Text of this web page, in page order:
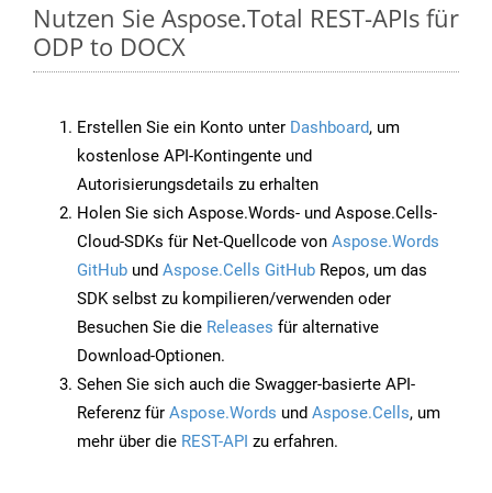
Nutzen Sie Aspose.Total REST-APIs für
ODP to DOCX
Erstellen Sie ein Konto unter Dashboard, um
kostenlose API-Kontingente und
Autorisierungsdetails zu erhalten
Holen Sie sich Aspose.Words- und Aspose.Cells-
Cloud-SDKs für Net-Quellcode von Aspose.Words
GitHub und Aspose.Cells GitHub Repos, um das
SDK selbst zu kompilieren/verwenden oder
Besuchen Sie die Releases für alternative
Download-Optionen.
Sehen Sie sich auch die Swagger-basierte API-
Referenz für Aspose.Words und Aspose.Cells, um
mehr über die REST-API zu erfahren.